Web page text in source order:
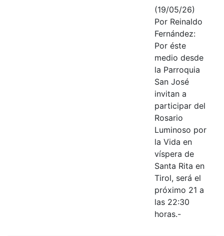
(19/05/26)
Por Reinaldo
Fernández:
Por éste
medio desde
la Parroquia
San José
invitan a
participar del
Rosario
Luminoso por
la Vida en
víspera de
Santa Rita en
Tirol, será el
próximo 21 a
las 22:30
horas.-